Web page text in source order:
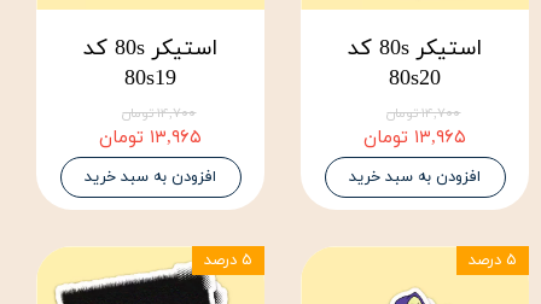
استیکر 80s کد
80s20
۱۴,۷۰۰ تومان
۱۳,۹۶۵ تومان
افزودن به سبد خرید
استیکر 80s کد
80s19
۱۴,۷۰۰ تومان
۱۳,۹۶۵ تومان
افزودن به سبد خرید
۵ درصد ۵ درصد